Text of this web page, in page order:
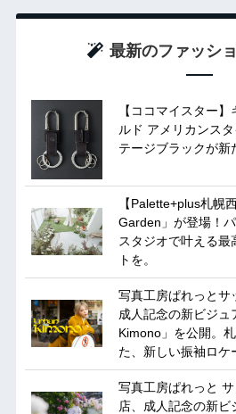
最新のファッシ
【ココマイスター
ルド アメリカンス
テージブラックが新
【Palette+plus札幌
Garden」が登場！
スタジオで叶える最
トを。
写真工房ぱれっとサ
成人記念の新ビジュ
Kimono」を公開。
た、新しい振袖ロケ
写真工房ぱれっと
店、成人記念の新ビ